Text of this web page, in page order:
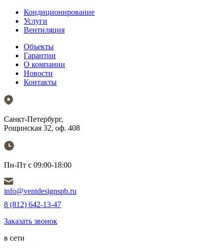
Кондиционирование
Услуги
Вентиляция
Объекты
Гарантии
О компании
Новости
Контакты
Санкт-Петербург,
Рощинская 32, оф. 408
Пн-Пт с 09:00-18:00
info@ventdesignspb.ru
8 (812) 642-13-47
Заказать звонок
в сети